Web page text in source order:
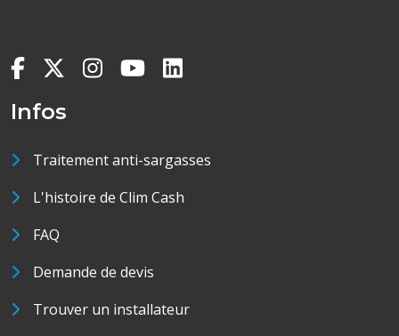
Infos
Traitement anti-sargasses
L'histoire de Clim Cash
FAQ
Demande de devis
Trouver un installateur